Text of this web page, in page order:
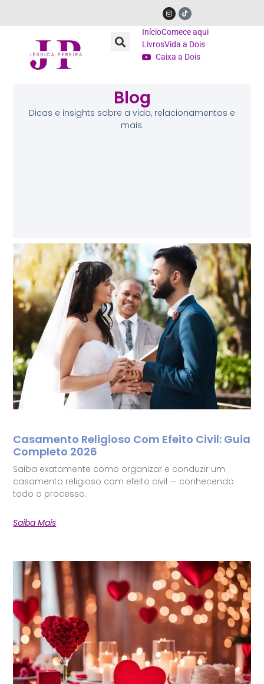
InícioComece aqui
LivrosVida a Dois
Caixa a Dois
Blog
Dicas e insights sobre a vida, relacionamentos e
mais.
Casamento Religioso Com Efeito Civil: Guia
Completo 2026
Saiba exatamente como organizar e conduzir um
casamento religioso com efeito civil — conhecendo
todo o processo.
Saiba Mais